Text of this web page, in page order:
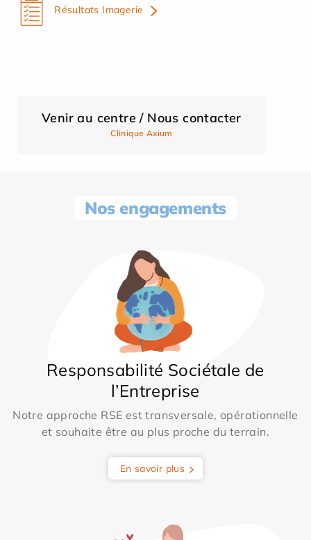
Résultats Imagerie
Venir au centre / Nous contacter
Clinique Axium
Nos engagements
Responsabilité Sociétale de
l’Entreprise
Notre approche RSE est transversale, opérationnelle
et souhaite être au plus proche du terrain.
En savoir plus